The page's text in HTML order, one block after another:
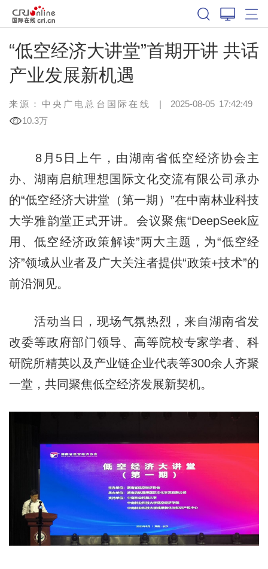
“低空经济大讲堂”首期开讲 共话
产业发展新机遇
来源：中央广电总台国际在线 | 2025-08-05 17:42:49
10.3万
8月5日上午，由湖南省低空经济协会主
办、湖南启航理想国际文化交流有限公司承办
的“低空经济大讲堂（第一期）”在中南林业科技
大学雅韵堂正式开讲。会议聚焦“DeepSeek应
用、低空经济政策解读”两大主题，为“低空经
济”领域从业者及广大关注者提供“政策+技术”的
前沿洞见。
活动当日，现场气氛热烈，来自湖南省发
改委等政府部门领导、高等院校专家学者、科
研院所精英以及产业链企业代表等300余人齐聚
一堂，共同聚焦低空经济发展新契机。